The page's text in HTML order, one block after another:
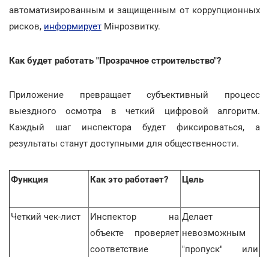
автоматизированным и защищенным от коррупционных
рисков, информирует Мінрозвитку.
Как будет работать "Прозрачное строительство"?
Приложение превращает субъективный процесс
выездного осмотра в четкий цифровой алгоритм.
Каждый шаг инспектора будет фиксироваться, а
результаты станут доступными для общественности.
Функция Как это работает? Цель
Четкий чек-лист
Инспектор на
объекте проверяет
соответствие
Делает
невозможным
"пропуск" или